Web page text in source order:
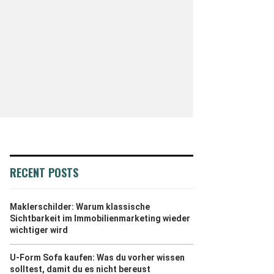
RECENT POSTS
Maklerschilder: Warum klassische
Sichtbarkeit im Immobilienmarketing wieder
wichtiger wird
U-Form Sofa kaufen: Was du vorher wissen
solltest, damit du es nicht bereust